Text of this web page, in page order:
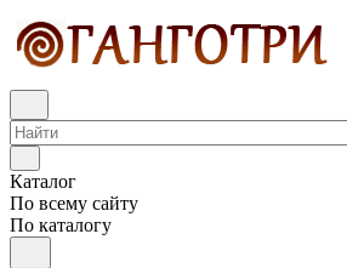
Каталог
По всему сайту
По каталогу